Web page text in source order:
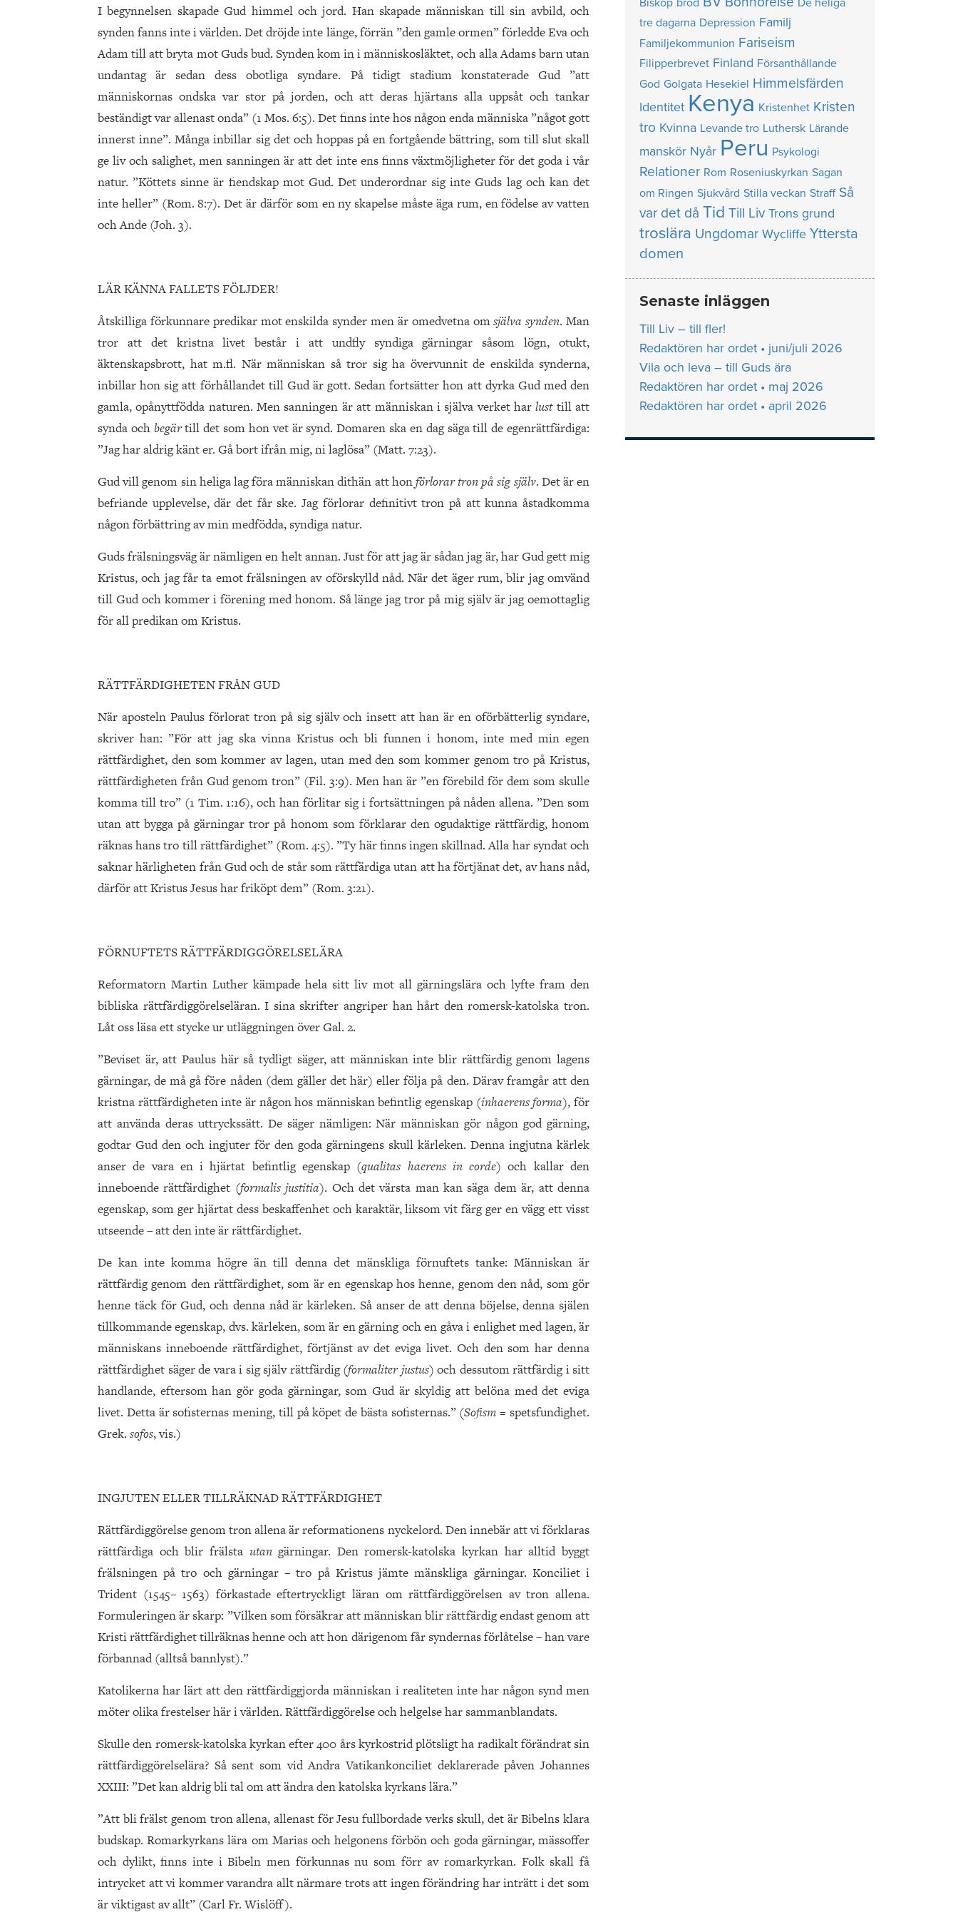
I begynnelsen skapade Gud himmel och jord. Han skapade människan till sin avbild, och
synden fanns inte i världen. Det dröjde inte länge, förrän ”den gamle ormen” förledde Eva och
Adam till att bryta mot Guds bud. Synden kom in i människosläktet, och alla Adams barn utan
undantag är sedan dess obotliga syndare. På tidigt stadium konstaterade Gud ”att
människornas ondska var stor på jorden, och att deras hjärtans alla uppsåt och tankar
beständigt var allenast onda” (1 Mos. 6:5). Det finns inte hos någon enda människa ”något gott
innerst inne”. Många inbillar sig det och hoppas på en fortgående bättring, som till slut skall
ge liv och salighet, men sanningen är att det inte ens finns växtmöjligheter för det goda i vår
natur. ”Köttets sinne är fiendskap mot Gud. Det underordnar sig inte Guds lag och kan det
inte heller” (Rom. 8:7). Det är därför som en ny skapelse måste äga rum, en födelse av vatten
och Ande (Joh. 3).
LÄR KÄNNA FALLETS FÖLJDER!
Åtskilliga förkunnare predikar mot enskilda synder men är omedvetna omsjälva synden. Man
tror att det kristna livet består i att undfly syndiga gärningar såsom lögn, otukt,
äktenskapsbrott, hat m.fl. När människan så tror sig ha övervunnit de enskilda synderna,
inbillar hon sig att förhållandet till Gud är gott. Sedan fortsätter hon att dyrka Gud med den
gamla, opånyttfödda naturen. Men sanningen är att människan i själva verket harlust till att
synda och begärtill det som hon vet är synd. Domaren ska en dag säga till de egenrättfärdiga:
”Jag har aldrig känt er. Gå bort ifrån mig, ni laglösa” (Matt. 7:23).
Gud vill genom sin heliga lag föra människan dithän att honförlorar tron på sig själv. Det är en
befriande upplevelse, där det får ske. Jag förlorar definitivt tron på att kunna åstadkomma
någon förbättring av min medfödda, syndiga natur.
Guds frälsningsväg är nämligen en helt annan. Just för att jag är sådan jag är, har Gud gett mig
Kristus, och jag får ta emot frälsningen av oförskylld nåd. När det äger rum, blir jag omvänd
till Gud och kommer i förening med honom. Så länge jag tror på mig själv är jag oemottaglig
för all predikan om Kristus.
RÄTTFÄRDIGHETEN FRÅN GUD
När aposteln Paulus förlorat tron på sig själv och insett att han är en oförbätterlig syndare,
skriver han: ”För att jag ska vinna Kristus och bli funnen i honom, inte med min egen
rättfärdighet, den som kommer av lagen, utan med den som kommer genom tro på Kristus,
rättfärdigheten från Gud genom tron” (Fil. 3:9). Men han är ”en förebild för dem som skulle
komma till tro” (1 Tim. 1:16), och han förlitar sig i fortsättningen på nåden allena. ”Den som
utan att bygga på gärningar tror på honom som förklarar den ogudaktige rättfärdig, honom
räknas hans tro till rättfärdighet” (Rom. 4:5). ”Ty här finns ingen skillnad. Alla har syndat och
saknar härligheten från Gud och de står som rättfärdiga utan att ha förtjänat det, av hans nåd,
därför att Kristus Jesus har friköpt dem” (Rom. 3:21).
FÖRNUFTETS RÄTTFÄRDIGGÖRELSELÄRA
Reformatorn Martin Luther kämpade hela sitt liv mot all gärningslära och lyfte fram den
bibliska rättfärdiggörelseläran. I sina skrifter angriper han hårt den romersk-katolska tron.
Låt oss läsa ett stycke ur utläggningen över Gal. 2.
”Beviset är, att Paulus här så tydligt säger, att människan inte blir rättfärdig genom lagens
gärningar, de må gå före nåden (dem gäller det här) eller följa på den. Därav framgår att den
kristna rättfärdigheten inte är någon hos människan befintlig egenskap (inhaerens forma), för
att använda deras uttryckssätt. De säger nämligen: När människan gör någon god gärning,
godtar Gud den och ingjuter för den goda gärningens skull kärleken. Denna ingjutna kärlek
anser de vara en i hjärtat befintlig egenskap (qualitas haerens in corde)och kallar den
inneboende rättfärdighet (formalis justitia). Och det värsta man kan säga dem är, att denna
egenskap, som ger hjärtat dess beskaffenhet och karaktär, liksom vit färg ger en vägg ett visst
utseende – att den inte är rättfärdighet.
De kan inte komma högre än till denna det mänskliga förnuftets tanke: Människan är
rättfärdig genom den rättfärdighet, som är en egenskap hos henne, genom den nåd, som gör
henne täck för Gud, och denna nåd är kärleken. Så anser de att denna böjelse, denna själen
tillkommande egenskap, dvs. kärleken, som är en gärning och en gåva i enlighet med lagen, är
människans inneboende rättfärdighet, förtjänst av det eviga livet. Och den som har denna
rättfärdighet säger de vara i sig själv rättfärdig(formaliter justus) och dessutom rättfärdig i sitt
handlande, eftersom han gör goda gärningar, som Gud är skyldig att belöna med det eviga
livet. Detta är sofisternas mening, till på köpet de bästa sofisternas.” (Sofism= spetsfundighet.
Grek. sofos, vis.)
INGJUTEN ELLER TILLRÄKNAD RÄTTFÄRDIGHET
Rättfärdiggörelse genom tron allena är reformationens nyckelord. Den innebär att vi förklaras
rättfärdiga och blir frälsta utangärningar. Den romersk-katolska kyrkan har alltid byggt
frälsningen på tro och gärningar – tro på Kristus jämte mänskliga gärningar. Konciliet i
Trident (1545– 1563) förkastade eftertryckligt läran om rättfärdiggörelsen av tron allena.
Formuleringen är skarp: ”Vilken som försäkrar att människan blir rättfärdig endast genom att
Kristi rättfärdighet tillräknas henne och att hon därigenom får syndernas förlåtelse – han vare
förbannad (alltså bannlyst).”
Katolikerna har lärt att den rättfärdiggjorda människan i realiteten inte har någon synd men
möter olika frestelser här i världen. Rättfärdiggörelse och helgelse har sammanblandats.
Skulle den romersk-katolska kyrkan efter 400 års kyrkostrid plötsligt ha radikalt förändrat sin
rättfärdiggörelselära? Så sent som vid Andra Vatikankonciliet deklarerade påven Johannes
XXIII: ”Det kan aldrig bli tal om att ändra den katolska kyrkans lära.”
”Att bli frälst genom tron allena, allenast för Jesu fullbordade verks skull, det är Bibelns klara
budskap. Romarkyrkans lära om Marias och helgonens förbön och goda gärningar, mässoffer
och dylikt, finns inte i Bibeln men förkunnas nu som förr av romarkyrkan. Folk skall få
intrycket att vi kommer varandra allt närmare trots att ingen förändring har inträtt i det som
är viktigast av allt” (Carl Fr. Wislöff).
Biskop bröd
De heliga
tre dagarna Depression Familj
Familjekommunion Fariseism
Filipperbrevet Finland Försanthållande
God Golgata Hesekiel Himmelsfärden
Identitet Kenya Kristenhet Kristen
tro Kvinna Levande tro Luthersk Lärande
manskör Nyår Peru Psykologi
Relationer Rom Roseniuskyrkan Sagan
om Ringen Sjukvård Stilla veckan Straff Så
var det då Tid Till Liv Trons grund
troslära Ungdomar Wycliffe Yttersta
domen
Senaste inläggen
Till Liv – till fler!
Redaktören har ordet • juni/juli 2026
Vila och leva – till Guds ära
Redaktören har ordet • maj 2026
Redaktören har ordet • april 2026